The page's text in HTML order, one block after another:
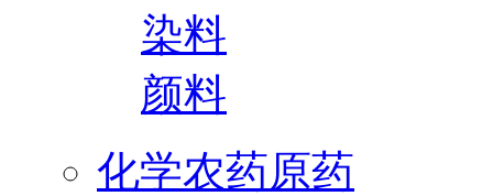
染料
颜料
化学农药原药